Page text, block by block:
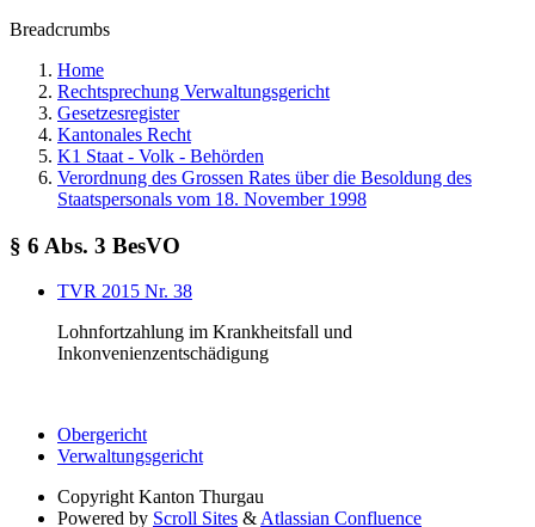
Breadcrumbs
Home
Rechtsprechung Verwaltungsgericht
Gesetzesregister
Kantonales Recht
K1 Staat - Volk - Behörden
Verordnung des Grossen Rates über die Besoldung des
Staatspersonals vom 18. November 1998
§ 6 Abs. 3 BesVO
TVR 2015 Nr. 38
Lohnfortzahlung im Krankheitsfall und
Inkonvenienzentschädigung
Obergericht
Verwaltungsgericht
Copyright Kanton Thurgau
Powered by Scroll Sites &Atlassian Confluence